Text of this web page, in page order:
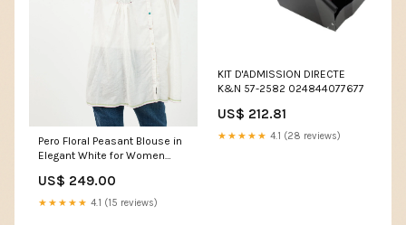
Pero Floral Peasant Blouse in
Elegant White for Women
US$ 249.00
★★★★★ 4.1 (15 reviews)
KIT D'ADMISSION DIRECTE
K&N 57-2582 024844077677
US$ 212.81
★★★★★ 4.1 (28 reviews)